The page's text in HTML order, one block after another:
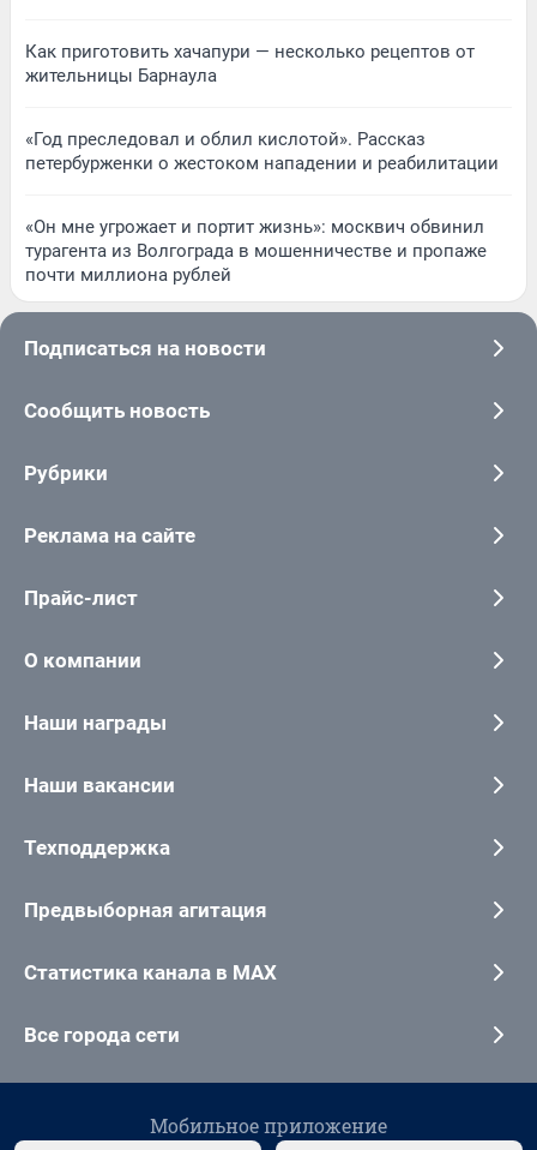
Как приготовить хачапури — несколько рецептов от
жительницы Барнаула
«Год преследовал и облил кислотой». Рассказ
петербурженки о жестоком нападении и реабилитации
«Он мне угрожает и портит жизнь»: москвич обвинил
турагента из Волгограда в мошенничестве и пропаже
почти миллиона рублей
Подписаться на новости
Сообщить новость
Рубрики
Реклама на сайте
Прайс-лист
О компании
Наши награды
Наши вакансии
Техподдержка
Предвыборная агитация
Статистика канала в MAX
Все города сети
Мобильное приложение